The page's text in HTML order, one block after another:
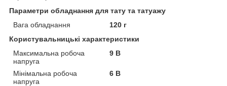
Параметри обладнання для тату та татуажу
Вага обладнання
120 г
Користувальницькі характеристики
Максимальна робоча
напруга
9 В
Мінімальна робоча
напруга
6 В